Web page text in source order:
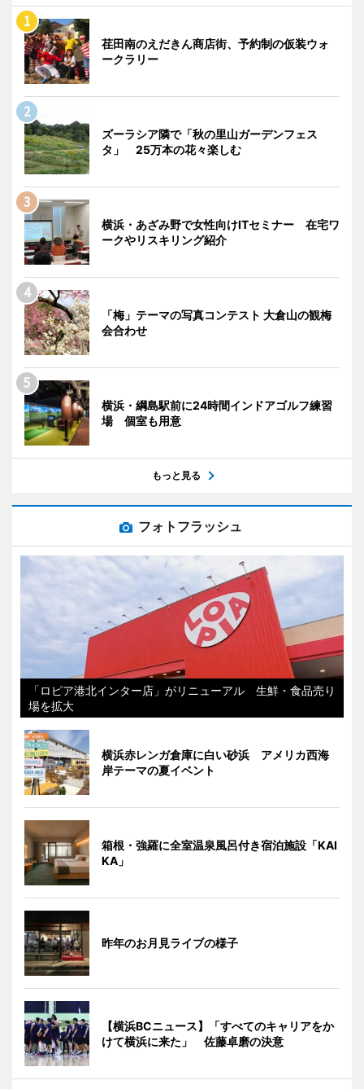
荏田南のえだきん商店街、予約制の仮装ウォ
ークラリー
ズーラシア隣で「秋の里山ガーデンフェス
タ」 25万本の花々楽しむ
横浜・あざみ野で女性向けITセミナー 在宅ワ
ークやリスキリング紹介
「梅」テーマの写真コンテスト 大倉山の観梅
会合わせ
横浜・綱島駅前に24時間インドアゴルフ練習
場 個室も用意
もっと見る
フォトフラッシュ
「ロピア港北インター店」がリニューアル 生鮮・食品売り
場を拡大
横浜赤レンガ倉庫に白い砂浜 アメリカ西海
岸テーマの夏イベント
箱根・強羅に全室温泉風呂付き宿泊施設「KAI
KA」
昨年のお月見ライブの様子
【横浜BCニュース】「すべてのキャリアをか
けて横浜に来た」 佐藤卓磨の決意